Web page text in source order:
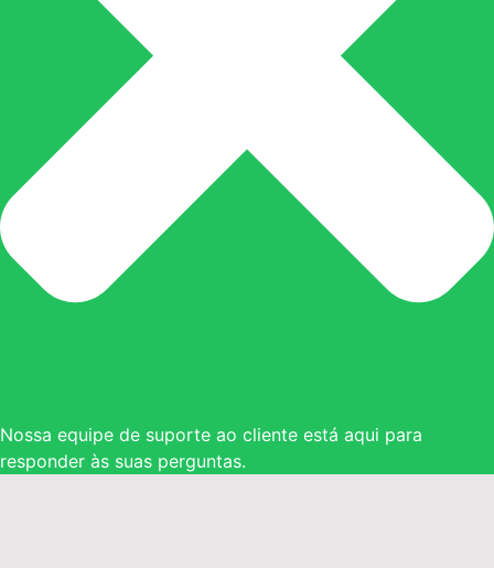
Nossa equipe de suporte ao cliente está aqui para
responder às suas perguntas.